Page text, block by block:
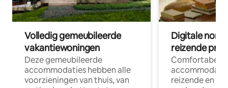
Volledig gemeubileerde
vakantiewoningen
Deze gemeubileerde
accommodaties hebben alle
voorzieningen van thuis, van
Digitale
reizende
Comfortabele
reizende en